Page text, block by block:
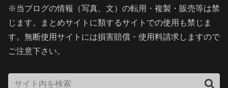
※当ブログの情報（写真、文）の転用・複製・販売等は禁
じます。まとめサイトに類するサイトでの使用も禁じま
す。無断使用サイトには損害賠償・使用料請求しますので
ご注意下さい。